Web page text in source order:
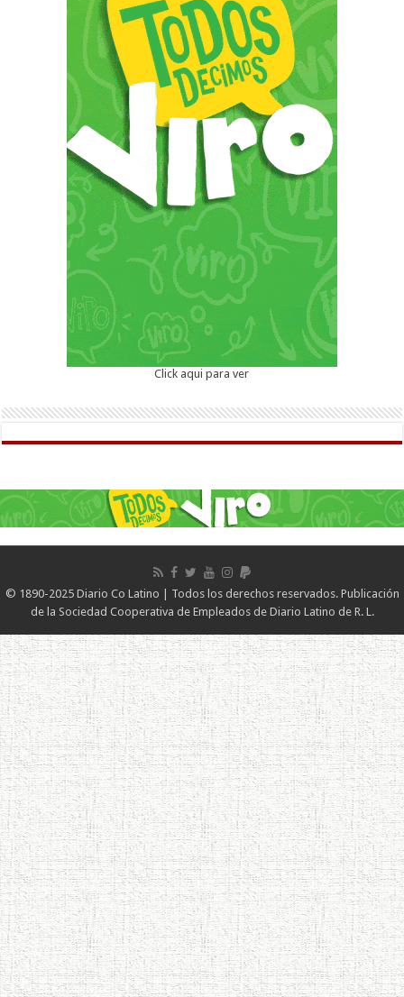
Click aqui para ver
© 1890-2025 Diario Co Latino | Todos los derechos reservados. Publicación
de la Sociedad Cooperativa de Empleados de Diario Latino de R. L.